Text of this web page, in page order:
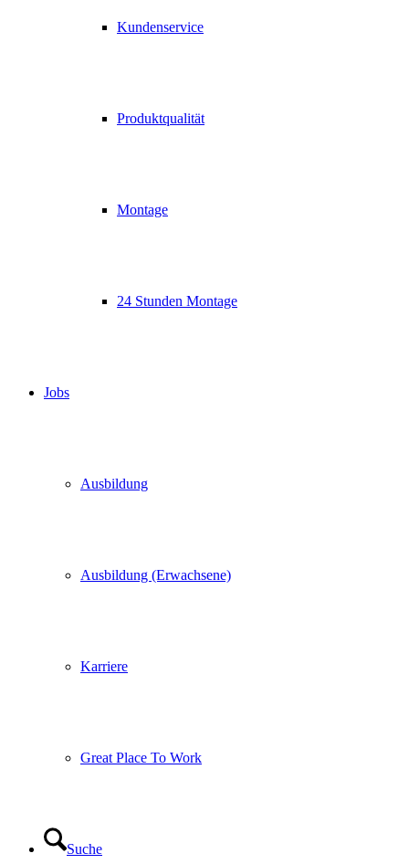
Kundenservice
Produktqualität
Montage
24 Stunden Montage
Jobs
Ausbildung
Ausbildung (Erwachsene)
Karriere
Great Place To Work
Suche